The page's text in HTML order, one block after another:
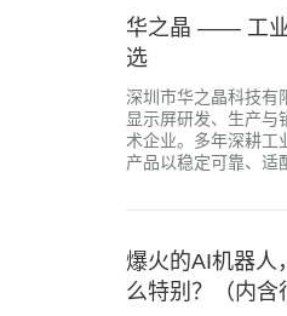
华之晶 —— 工
选
深圳市华之晶科技有
显示屏研发、生产与
术企业。多年深耕工
产品以稳定可靠、适
爆火的AI机器人
么特别？（内含